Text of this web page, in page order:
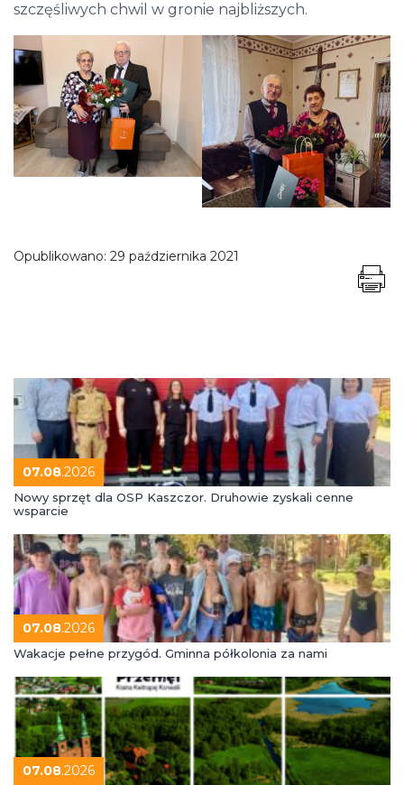
szczęśliwych chwil w gronie najbliższych.
Opublikowano: 29 października 2021
07.08.2026
Nowy sprzęt dla OSP Kaszczor. Druhowie zyskali cenne
wsparcie
07.08.2026
Wakacje pełne przygód. Gminna półkolonia za nami
07.08.2026